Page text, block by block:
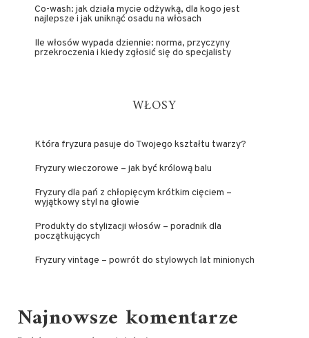
Co-wash: jak działa mycie odżywką, dla kogo jest
najlepsze i jak uniknąć osadu na włosach
Ile włosów wypada dziennie: norma, przyczyny
przekroczenia i kiedy zgłosić się do specjalisty
WŁOSY
Która fryzura pasuje do Twojego kształtu twarzy?
Fryzury wieczorowe – jak być królową balu
Fryzury dla pań z chłopięcym krótkim cięciem –
wyjątkowy styl na głowie
Produkty do stylizacji włosów – poradnik dla
początkujących
Fryzury vintage – powrót do stylowych lat minionych
Najnowsze komentarze